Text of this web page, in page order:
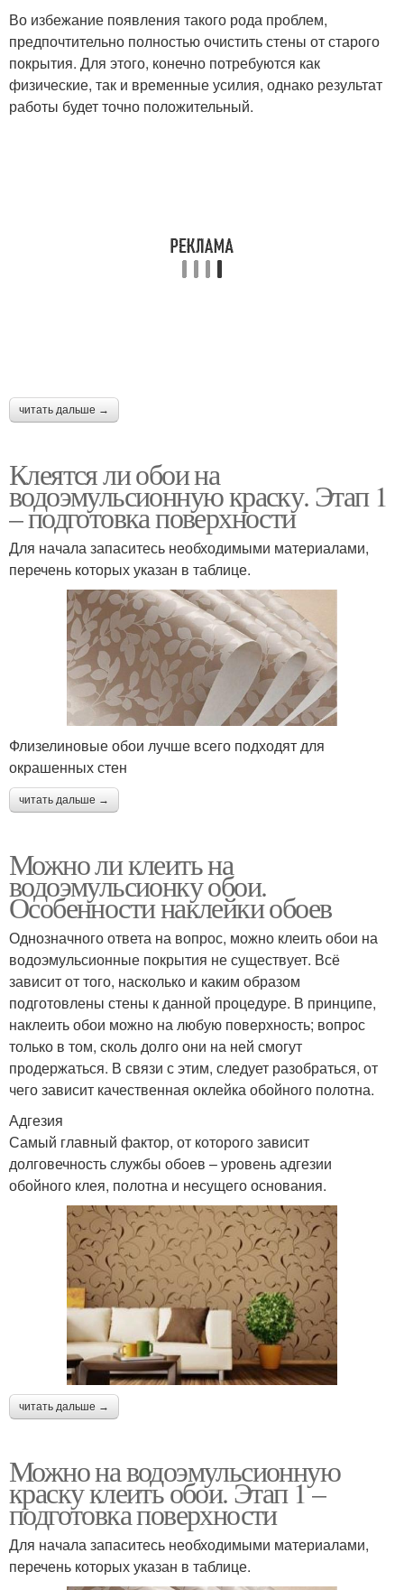
Во избежание появления такого рода проблем,
предпочтительно полностью очистить стены от старого
покрытия. Для этого, конечно потребуются как
физические, так и временные усилия, однако результат
работы будет точно положительный.
читать дальше →
Клеятся ли обои на
водоэмульсионную краску. Этап 1
– подготовка поверхности
Для начала запаситесь необходимыми материалами,
перечень которых указан в таблице.
Флизелиновые обои лучше всего подходят для
окрашенных стен
читать дальше →
Можно ли клеить на
водоэмульсионку обои.
Особенности наклейки обоев
Однозначного ответа на вопрос, можно клеить обои на
водоэмульсионные покрытия не существует. Всё
зависит от того, насколько и каким образом
подготовлены стены к данной процедуре. В принципе,
наклеить обои можно на любую поверхность; вопрос
только в том, сколь долго они на ней смогут
продержаться. В связи с этим, следует разобраться, от
чего зависит качественная оклейка обойного полотна.
Адгезия
Самый главный фактор, от которого зависит
долговечность службы обоев – уровень адгезии
обойного клея, полотна и несущего основания.
читать дальше →
Можно на водоэмульсионную
краску клеить обои. Этап 1 –
подготовка поверхности
Для начала запаситесь необходимыми материалами,
перечень которых указан в таблице.